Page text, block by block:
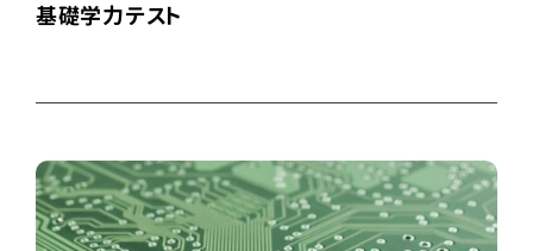
基礎学力テスト